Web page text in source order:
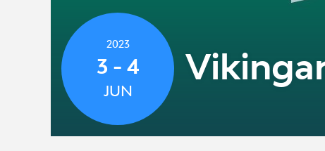
2023
3 - 4
JUN